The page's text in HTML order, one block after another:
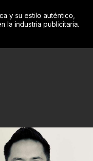
y su estilo auténtico,
la industria publicitaria.